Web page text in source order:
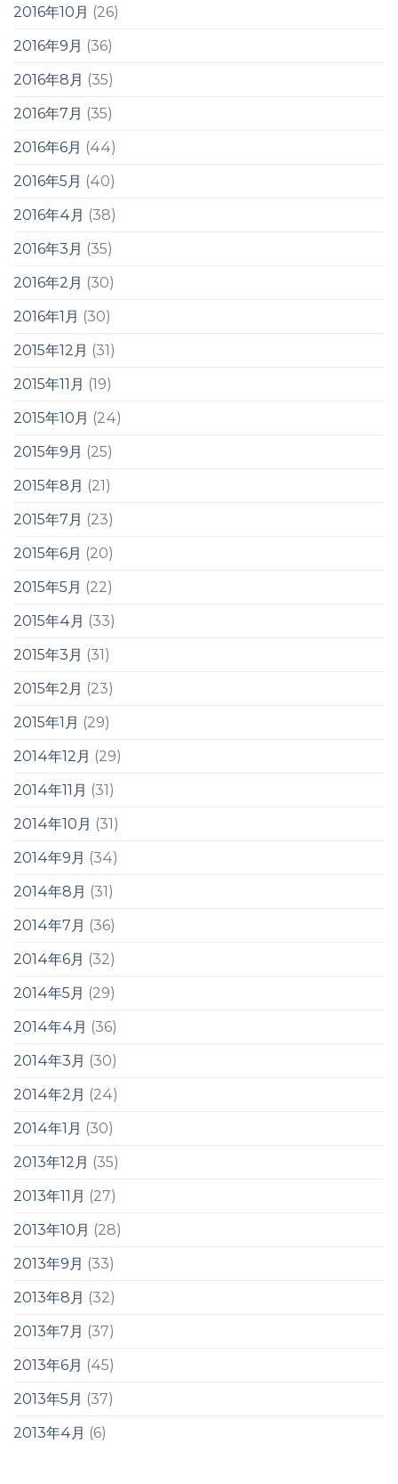
2016年10月 (26)
2016年9月 (36)
2016年8月 (35)
2016年7月 (35)
2016年6月 (44)
2016年5月 (40)
2016年4月 (38)
2016年3月 (35)
2016年2月 (30)
2016年1月 (30)
2015年12月 (31)
2015年11月 (19)
2015年10月 (24)
2015年9月 (25)
2015年8月 (21)
2015年7月 (23)
2015年6月 (20)
2015年5月 (22)
2015年4月 (33)
2015年3月 (31)
2015年2月 (23)
2015年1月 (29)
2014年12月 (29)
2014年11月 (31)
2014年10月 (31)
2014年9月 (34)
2014年8月 (31)
2014年7月 (36)
2014年6月 (32)
2014年5月 (29)
2014年4月 (36)
2014年3月 (30)
2014年2月 (24)
2014年1月 (30)
2013年12月 (35)
2013年11月 (27)
2013年10月 (28)
2013年9月 (33)
2013年8月 (32)
2013年7月 (37)
2013年6月 (45)
2013年5月 (37)
2013年4月 (6)